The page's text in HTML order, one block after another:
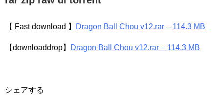
【 Fast download 】 Dragon Ball Chou v12.rar – 114.3 MB
【downloaddrop】 Dragon Ball Chou v12.rar – 114.3 MB
シェアする